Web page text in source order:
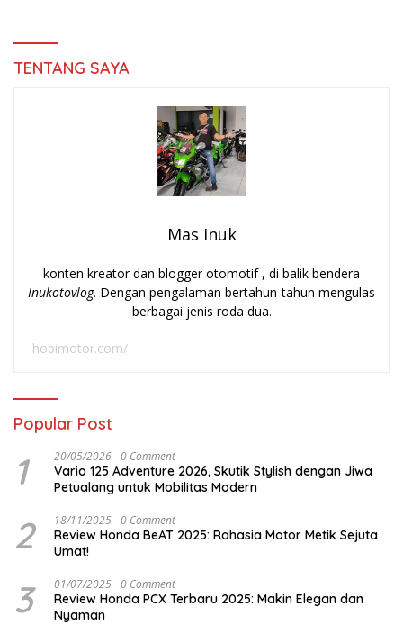
TENTANG SAYA
Mas Inuk
konten kreator dan blogger otomotif , di balik bendera
Inukotovlog. Dengan pengalaman bertahun-tahun mengulas
berbagai jenis roda dua.
hobimotor.com/
Popular Post
1 20/05/2026 0 Comment
Vario 125 Adventure 2026, Skutik Stylish dengan Jiwa
Petualang untuk Mobilitas Modern
2 18/11/2025 0 Comment
Review Honda BeAT 2025: Rahasia Motor Metik Sejuta
Umat!
3 01/07/2025 0 Comment
Review Honda PCX Terbaru 2025: Makin Elegan dan
Nyaman